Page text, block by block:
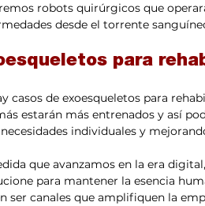
robots quirúrgicos que
desde el torrente
para
casos de exoesqueletos para
estarán más entrenados y así
individuales y
que avanzamos en la era
para mantener la esencia
ser canales que amplifiquen la